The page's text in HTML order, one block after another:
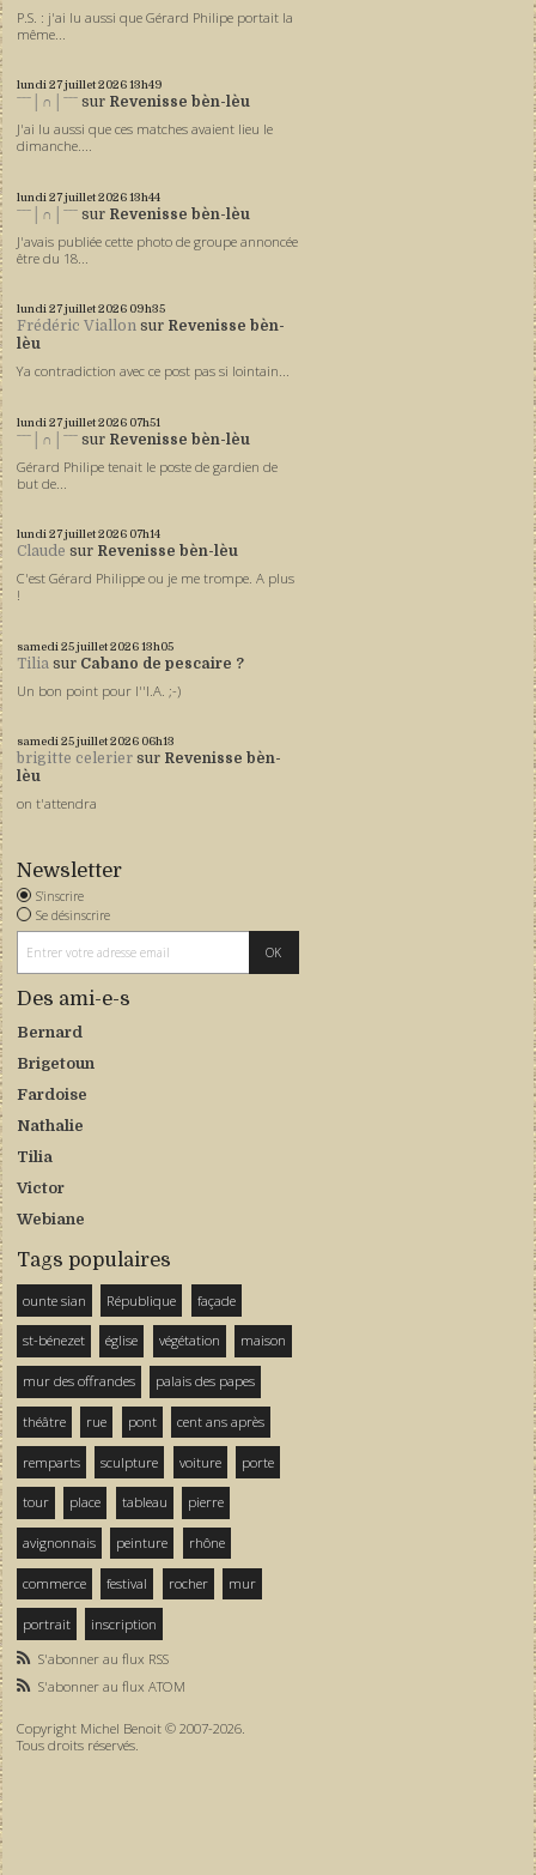
P.S. : j'ai lu aussi que Gérard Philipe portait la
même...
lundi 27juillet 202613h49
ˉˉˉ│∩│ˉˉˉ sur Revenisse bèn-lèu
J'ai lu aussi que ces matches avaient lieu le
dimanche....
lundi 27juillet 202613h44
ˉˉˉ│∩│ˉˉˉ sur Revenisse bèn-lèu
J'avais publiée cette photo de groupe annoncée
être du 18...
lundi 27juillet 2026 09h35
Frédéric Viallon sur Revenisse bèn-
lèu
Ya contradiction avec ce post pas si lointain...
lundi 27juillet 2026 07h51
ˉˉˉ│∩│ˉˉˉ sur Revenisse bèn-lèu
Gérard Philipe tenait le poste de gardien de
but de...
lundi 27juillet 2026 07h14
Claude sur Revenisse bèn-lèu
C'est Gérard Philippe ou je me trompe. A plus
!
samedi 25juillet 202613h05
Tilia sur Cabano de pescaire ?
Un bon point pour l''I.A. ;-)
samedi 25juillet 2026 06h13
brigitte celerier sur Revenisse bèn-
lèu
on t'attendra
Newsletter
S'inscrire
Se désinscrire
Des ami-e-s
Bernard
Brigetoun
Fardoise
Nathalie
Tilia
Victor
Webiane
Tags populaires
ounte sian République façade
st-bénezet église végétation maison
mur des offrandes palais des papes
théâtre rue pont cent ans après
remparts sculpture voiture porte
tour place tableau pierre
avignonnais peinture rhône
commerce festival rocher mur
portrait
inscription
S'abonner au flux RSS
S'abonner au flux ATOM
Copyright Michel Benoit © 2007-2026.
Tous droits réservés.